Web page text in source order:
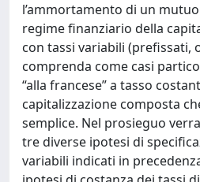
l’ammortamento di un mutuo
regime finanziario della
con tassi variabili (prefissati,
comprenda come casi
“alla francese” a tasso
capitalizzazione composta
semplice. Nel prosieguo
tre diverse ipotesi di
variabili indicati in